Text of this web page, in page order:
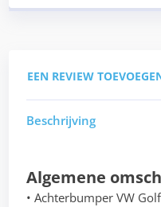
EEN REVIEW
Beschrijving
Algemene
• Achterbumper VW